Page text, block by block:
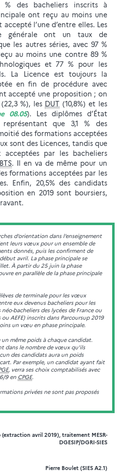
% des bacheliers inscrits à
ont reçu au moins une
l’une d’entre elles. Les
générale ont un taux de
les autres séries, avec 97 %
au moins une contre 89 %
et 77 % pour les
La Licence est toujours la
en fin de procédure avec
accepté une proposition ; on
(22,3 %), les DUT (10,8%) et les
08.05). Les diplômes d’État
que 3,1 % des
des formations acceptées
sont des Licences, tandis que
par les bacheliers
BTS. Il en va de même pour un
formations acceptées par les
Enfin, 20,5% des candidats
en 2019 sont boursiers,
d’orientation dans l’enseignement
leurs vœux pour un ensemble de
donnés, puis les confirment de
avril. La phase principale se
À partir du 25 juin la phase
en parallèle de la phase principale
de terminale pour les vœux
eux devenus bacheliers pour les
bacheliers des lycées de France ou
AEFE) inscrits dans Parcoursup 2019
un vœu en phase principale.
même poids à chaque candidat.
dans le nombre de vœux qu'ils
des candidats aura un poids
Par exemple, un candidat ayant fait
, verra ses choix comptabilisés avec
9 en CPGE.
privées ne sont pas proposés
(extraction avril 2019), traitement MESR-
DGESIP/DGRI-SIES
Pierre Boulet (SIES A2.1)